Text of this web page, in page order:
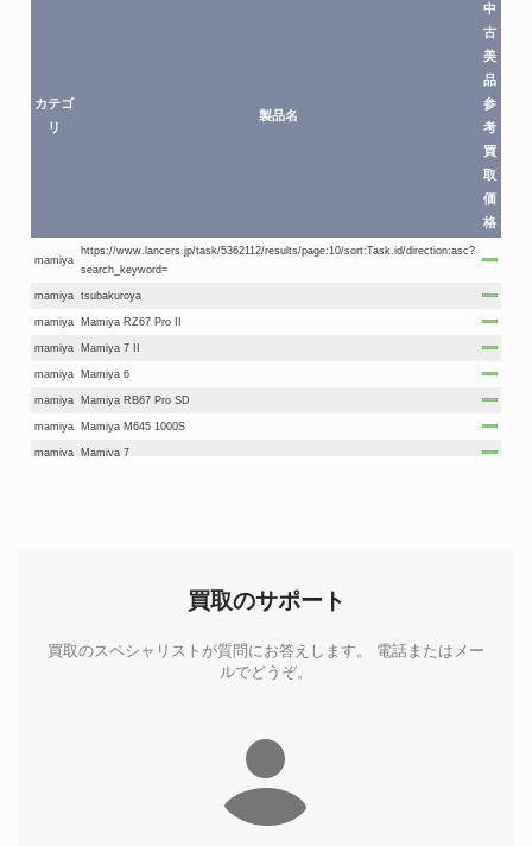
カテゴ
リ
製品名
中
古
美
品
参
考
買
取
価
格
mamiya
https://www.lancers.jp/task/5362112/results/page:10/sort:Task.id/direction:asc?
search_keyword=
mamiya tsubakuroya
mamiya Mamiya RZ67 Pro II
mamiya Mamiya 7 II
mamiya Mamiya 6
mamiya Mamiya RB67 Pro SD
mamiya Mamiya M645 1000S
mamiya Mamiya 7
mamiya Mamiya Universal Press
Mamiya Sekor Z 50mm F4.5 W
買取のサポート
買取のスペシャリストが質問にお答えします。 電話またはメー
ルでどうぞ。